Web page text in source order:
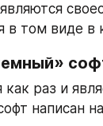
являются
в том виде в
как раз и
написан